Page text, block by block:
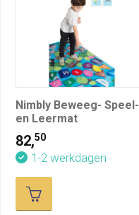
Nimbly Beweeg- Speel-
en Leermat
82,50
1-2 werkdagen